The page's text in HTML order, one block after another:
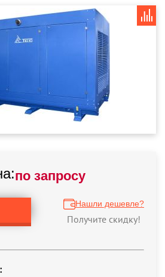
по запросу
Нашли дешевле?
Получите скидку!